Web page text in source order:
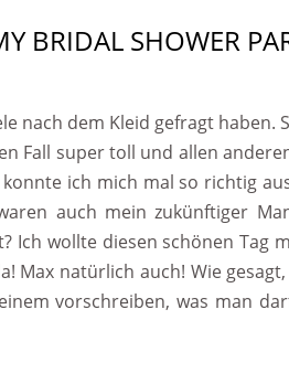
BRIDAL SHOWER
nach dem Kleid gefragt haben.
Fall super toll und allen
ich mich mal so richtig
auch mein zukünftiger
Ich wollte diesen schönen Tag
Max natürlich auch! Wie
vorschreiben, was man